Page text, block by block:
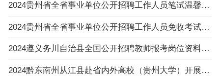
2024贵州省全省事业单位公开招聘工作人员笔试温馨提示
2024贵州省全省事业单位公开招聘工作人员免收考试费申请提交流程
2024遵义务川自治县全国公开招聘教师报考岗位资料原件审核及体检通知（2.27体检）
2024黔东南州从江县赴省内外高校（贵州大学）开展事业单位人才引进活动（教育类、综合类）